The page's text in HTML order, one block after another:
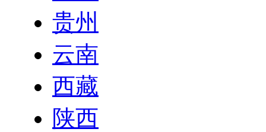
贵州
云南
西藏
陕西